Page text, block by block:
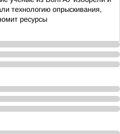
технологию опрыскивания,
ресурсы